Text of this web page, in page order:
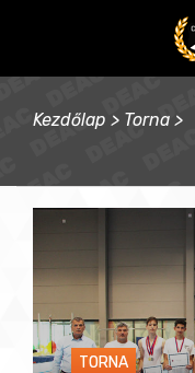
Kezdőlap > Torna >
TORNA